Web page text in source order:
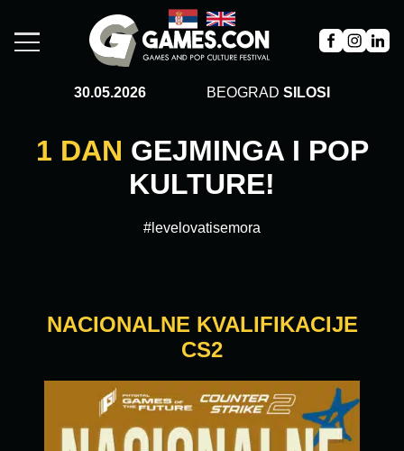
30.05.2026 BEOGRAD SILOSI
1 DAN GEJMINGA I POP
KULTURE!
#levelovatisemora
NACIONALNE KVALIFIKACIJE
CS2